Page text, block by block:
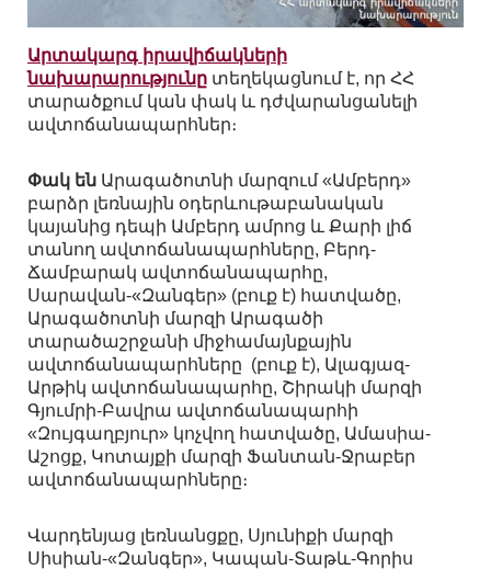
Արտակարգ իրավիճակների
նախարարությունը տեղեկացնում է, որ ՀՀ
տարածքում կան փակ և դժվարանցանելի
ավտոճանապարհներ։
Փակ են Արագածոտնի մարզում «Ամբերդ»
բարձր լեռնային օդերևութաբանական
կայանից դեպի Ամբերդ ամրոց և Քարի լիճ
տանող ավտոճանապարհները, Բերդ-
Ճամբարակ ավտոճանապարհը,
Սարավան-«Զանգեր» (բուք է) հատվածը,
Արագածոտնի մարզի Արագածի
տարածաշրջանի միջհամայնքային
ավտոճանապարհները (բուք է), Ալագյազ-
Արթիկ ավտոճանապարհը, Շիրակի մարզի
Գյումրի-Բավրա ավտոճանապարհի
«Զույգաղբյուր» կոչվող հատվածը, Ամասիա-
Աշոցք, Կոտայքի մարզի Ֆանտան-Ջրաբեր
ավտոճանապարհները։
Վարդենյաց լեռնանցքը, Սյունիքի մարզի
Սիսիան-«Զանգեր», Կապան-Տաթև-Գորիս